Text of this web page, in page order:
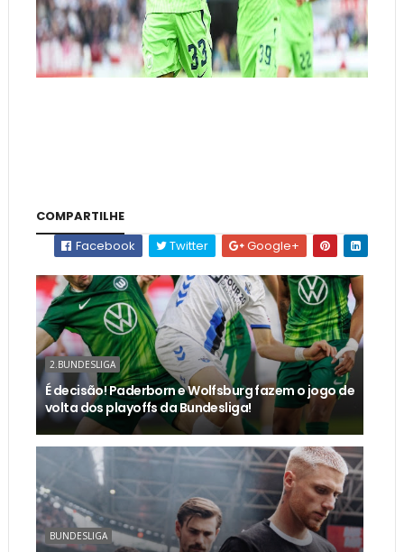
COMPARTILHE
Facebook
Twitter Google+
2.BUNDESLIGA
É decisão! Paderborn e Wolfsburg fazem o jogo de
volta dos playoffs da Bundesliga!
BUNDESLIGA